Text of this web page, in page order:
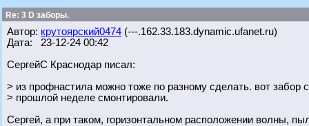
Re: 3 D заборы.
Автор: крутоярский0474 (---.162.33.183.dynamic.ufanet.ru)
Дата: 23-12-24 00:42
СергейС Краснодар писал:
> из профнастила можно тоже по разному сделать. вот забор
> прошлой неделе смонтировали.
Сергей, а при таком, горизонтальном расположении волны,